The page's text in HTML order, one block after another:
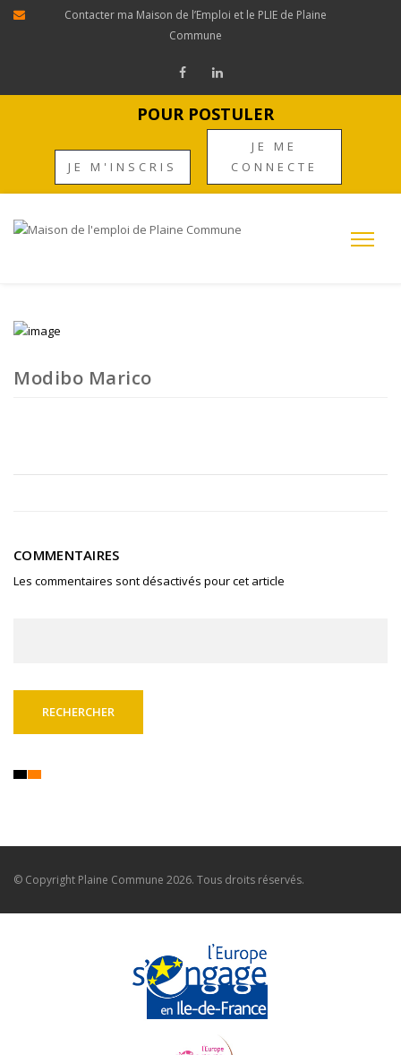
Contacter ma Maison de l’Emploi et le PLIE de Plaine
Commune
POUR POSTULER
JE M'INSCRIS
JE ME
CONNECTE
Modibo Marico
COMMENTAIRES
Les commentaires sont désactivés pour cet article
© Copyright Plaine Commune 2026. Tous droits réservés.